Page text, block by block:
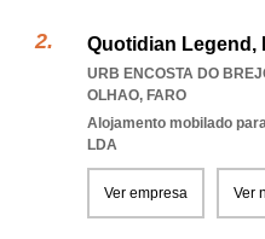
Quotidian Legend,
URB ENCOSTA DO
OLHAO, FARO
Alojamento mobilado
LDA
Ver empresa Ver